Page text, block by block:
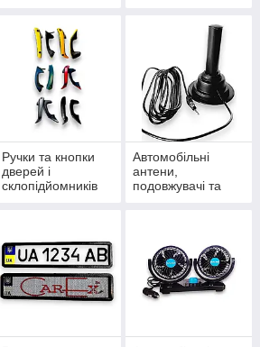
Ручки та кнопки
дверей і
склопідйомників
Автомобільні
антени,
подовжувачі та